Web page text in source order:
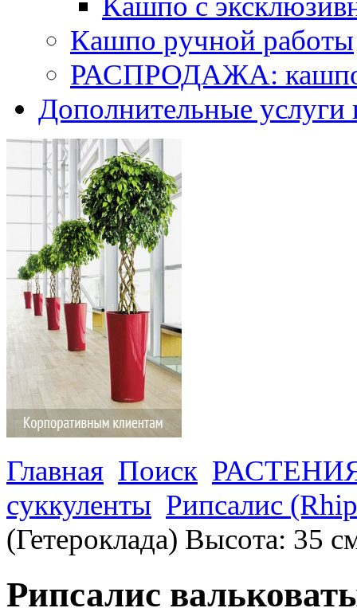
Кашпо ручной работы
РАСПРОДАЖА: кашпо
Дополнительные услуги
Главная Поиск
суккуленты Рипсалис
(Гетероклада) Высота: 35
Рипсалис